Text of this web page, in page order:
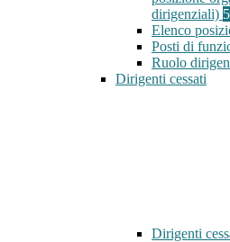
dirigenziali) 5
Elenco
Posti di
Ruolo
Dirigenti cessati
Dirigenti